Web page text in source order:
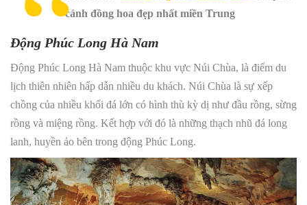
cánh đồng hoa đẹp nhất miền Trung
Động Phúc Long Hà Nam
Động Phúc Long Hà Nam thuộc khu vực Núi Chùa, là điểm du
lịch thiên nhiên hấp dẫn nhiều du khách. Núi Chùa là sự xếp
chồng của nhiều khối đá lớn có hình thù kỳ dị như đầu rồng, sừng
rồng và miệng rồng. Kết hợp với đó là những thạch nhũ đá long
lanh, huyền ảo bên trong động Phúc Long.